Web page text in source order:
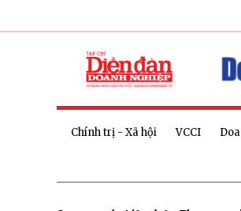
Chính trị - Xã hội VCCI